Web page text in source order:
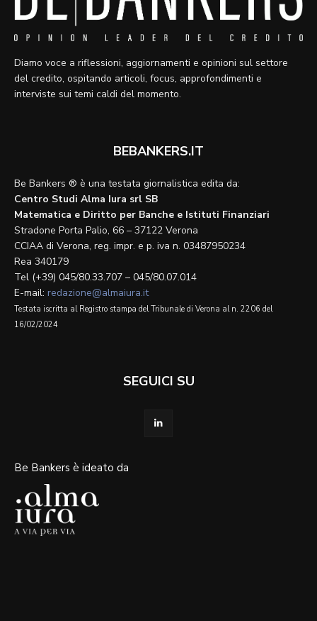
Diamo voce a riflessioni, aggiornamenti e opinioni sul settore
del credito, ospitando articoli, focus, approfondimenti e
interviste sui temi caldi del momento.
BEBANKERS.IT
Be Bankers ® è una testata giornalistica edita da:
Centro Studi Alma Iura srl SB
Matematica e Diritto per Banche e Istituti Finanziari
Stradone Porta Palio, 66 – 37122 Verona
CCIAA di Verona, reg. impr. e p. iva n. 03487950234
Rea 340179
Tel (+39) 045/80.33.707 – 045/80.07.014
E-mail: redazione@almaiura.it
Testata iscritta al Registro stampa del Tribunale di Verona al n. 2206 del
16/02/2024
SEGUICI SU
Be Bankers è ideato da